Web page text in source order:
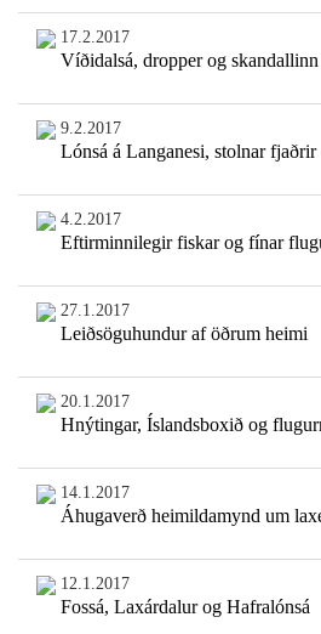
17.2.2017
Víðidalsá, dropper og
9.2.2017
Lónsá á Langanesi, stolnar
4.2.2017
Eftirminnilegir fiskar og fínar
27.1.2017
Leiðsöguhundur af öðrum heimi
20.1.2017
Hnýtingar, Íslandsboxið og
14.1.2017
Áhugaverð heimildamynd um
12.1.2017
Fossá, Laxárdalur og Hafralónsá